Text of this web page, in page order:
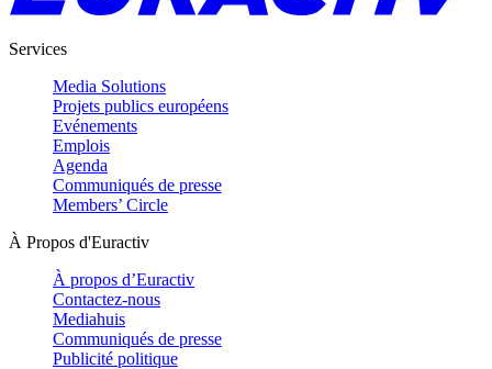
Services
Media Solutions
Projets publics européens
Evénements
Emplois
Agenda
Communiqués de presse
Members’ Circle
À Propos d'Euractiv
À propos d’Euractiv
Contactez-nous
Mediahuis
Communiqués de presse
Publicité politique